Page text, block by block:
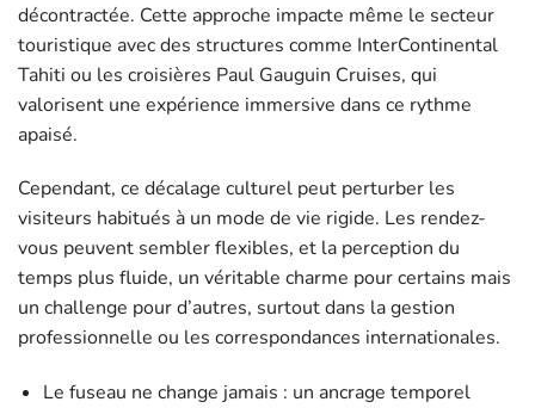
décontractée. Cette approche impacte même le secteur
touristique avec des structures comme InterContinental
Tahiti ou les croisières Paul Gauguin Cruises, qui
valorisent une expérience immersive dans ce rythme
apaisé.
Cependant, ce décalage culturel peut perturber les
visiteurs habitués à un mode de vie rigide. Les rendez-
vous peuvent sembler flexibles, et la perception du
temps plus fluide, un véritable charme pour certains mais
un challenge pour d’autres, surtout dans la gestion
professionnelle ou les correspondances internationales.
Le fuseau ne change jamais : un ancrage temporel